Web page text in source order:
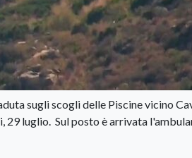
sugli scogli delle Piscine vicino
29 luglio. Sul posto è arrivata